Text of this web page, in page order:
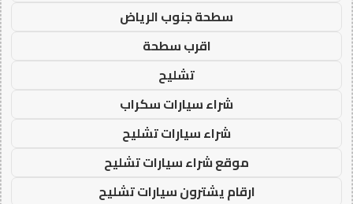
سطحة جنوب الرياض
اقرب سطحة
تشليح
شراء سيارات سكراب
شراء سيارات تشليح
موقع شراء سيارات تشليح
ارقام يشترون سيارات تشليح